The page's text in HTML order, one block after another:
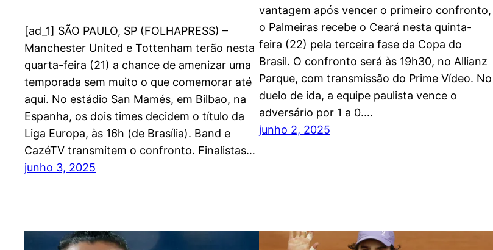
[ad_1] SÃO PAULO, SP (FOLHAPRESS) –
Manchester United e Tottenham terão nesta
quarta-feira (21) a chance de amenizar uma
temporada sem muito o que comemorar até
aqui. No estádio San Mamés, em Bilbao, na
Espanha, os dois times decidem o título da
Liga Europa, às 16h (de Brasília). Band e
CazéTV transmitem o confronto. Finalistas…
junho 3, 2025
vantagem após vencer o primeiro confronto,
o Palmeiras recebe o Ceará nesta quinta-
feira (22) pela terceira fase da Copa do
Brasil. O confronto será às 19h30, no Allianz
Parque, com transmissão do Prime Vídeo. No
duelo de ida, a equipe paulista vence o
adversário por 1 a 0.…
junho 2, 2025